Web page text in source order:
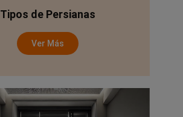
Tipos de Persianas
Ver Más